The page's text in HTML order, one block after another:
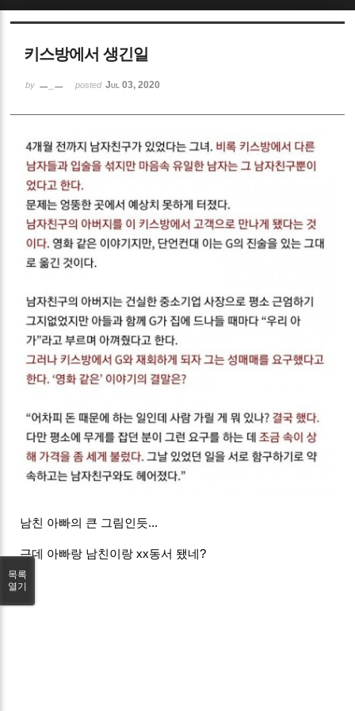
키스방에서 생긴일
by ㅡ_ㅡ posted Jul 03, 2020
남친 아빠의 큰 그림인듯...
근데 아빠랑 남친이랑 xx동서 됐네?
목록
열기
Sketchbook5, 스케치북5
Sketchbook5, 스케치북5